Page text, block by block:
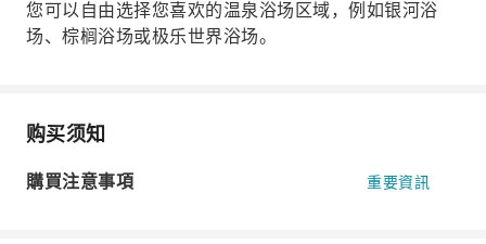
您可以自由选择您喜欢的温泉浴场区域，例如银河浴
场、棕榈浴场或极乐世界浴场。
购买须知
購買注意事項 重要資訊